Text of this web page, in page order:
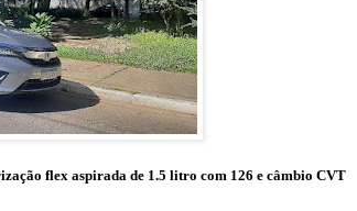
flex aspirada de 1.5 litro com 126 e câmbio CVT